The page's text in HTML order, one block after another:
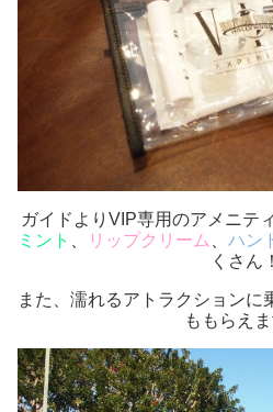
ガイドよりVIP専用のアメニテ
ミント
リップクリーム ハン
くさん！
また、濡れるアトラクションに
ももらえま